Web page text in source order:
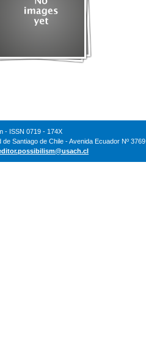
- ISSN 0719 - 174X
Santiago de Chile - Avenida Ecuador Nº